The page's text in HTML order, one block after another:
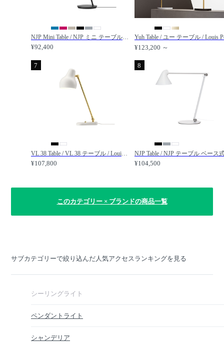
NJP Mini Table / NJP ミニ テーブル / Louis Poulsen / ルイスポールセン
¥92,400 ¥123,200 ～
7
VL 38 Table / VL 38 テーブル / Louis Poulsen / ルイスポールセン
¥107,800
8
¥104,500
このカテゴリー × ブランドの商品一覧
サブカテゴリーで絞り込んだ人気アクセスランキングを見る
シーリングライト
ペンダントライト
シャンデリア